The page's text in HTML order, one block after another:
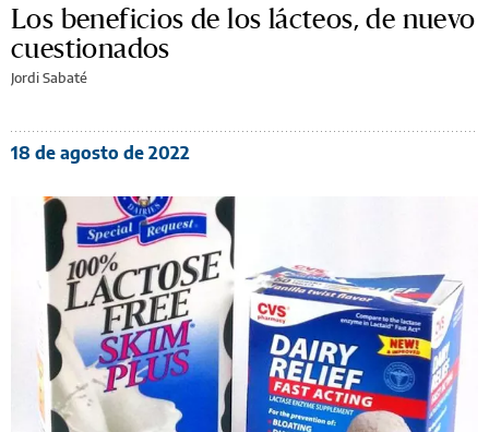
Los beneficios de los lácteos, de nuevo
cuestionados
Jordi Sabaté
18 de agosto de 2022